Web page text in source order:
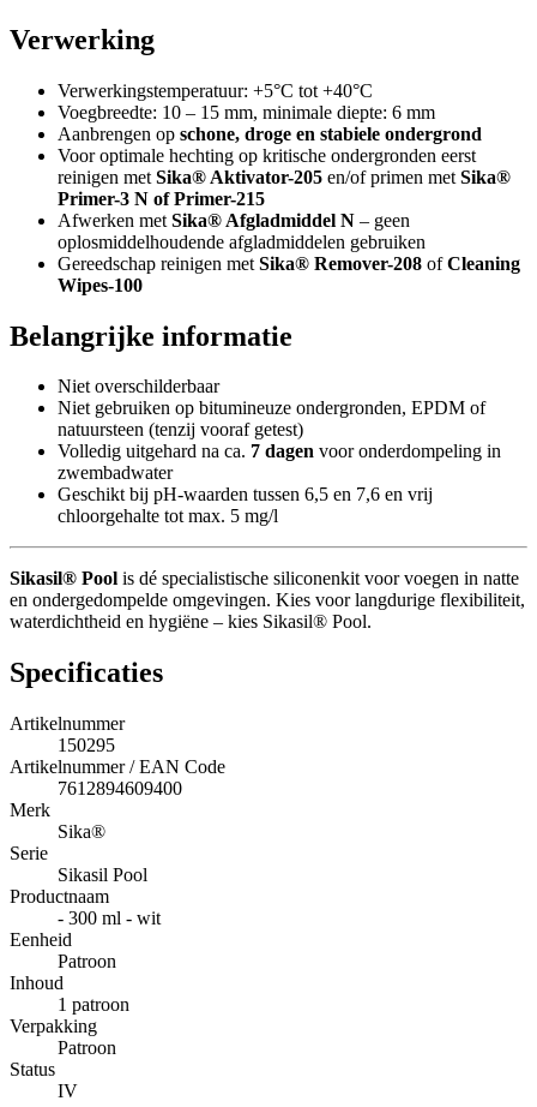
Verwerking
Verwerkingstemperatuur: +5°C tot +40°C
Voegbreedte: 10 – 15 mm, minimale diepte: 6 mm
Aanbrengen op schone, droge en stabiele ondergrond
Voor optimale hechting op kritische ondergronden eerst
reinigen met Sika® Aktivator-205 en/of primen met Sika®
Primer-3 N of Primer-215
Afwerken met Sika® Afgladmiddel N – geen
oplosmiddelhoudende afgladmiddelen gebruiken
Gereedschap reinigen met Sika® Remover-208 ofCleaning
Wipes-100
Belangrijke informatie
Niet overschilderbaar
Niet gebruiken op bitumineuze ondergronden, EPDM of
natuursteen (tenzij vooraf getest)
Volledig uitgehard na ca. 7 dagen voor onderdompeling in
zwembadwater
Geschikt bij pH-waarden tussen 6,5 en 7,6 en vrij
chloorgehalte tot max. 5 mg/l
Sikasil® Pool is dé specialistische siliconenkit voor voegen in natte
en ondergedompelde omgevingen. Kies voor langdurige flexibiliteit,
waterdichtheid en hygiëne – kies Sikasil® Pool.
Specificaties
Artikelnummer
150295
Artikelnummer / EAN Code
7612894609400
Merk
Sika®
Serie
Sikasil Pool
Productnaam
- 300 ml - wit
Eenheid
Patroon
Inhoud
1 patroon
Verpakking
Patroon
Status
IV